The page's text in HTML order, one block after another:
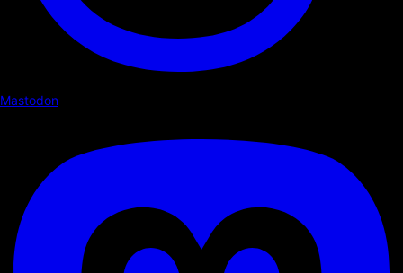
Mastodon